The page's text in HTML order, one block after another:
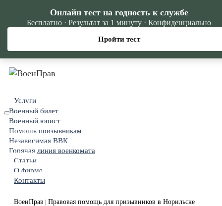
Услуги
Военный билет
Военный юрист
Помощь призывникам
Независимая ВВК
Горячая линия военкомата
Статьи
О фирме
Контакты
ВоенПрав Правовая помощь для призывников в Норильске
Онлайн тест на годность к службе
Бесплатно · Результат за 1 минуту · Конфиденциально
Пройти тест